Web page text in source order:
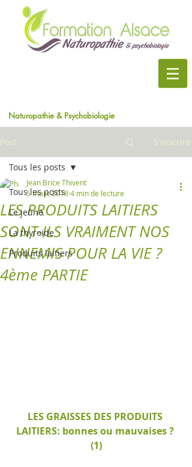
Naturopathie & Psychobiologie
Post S'inscrire
Tous les posts
Le jeûne
La thyroïde
Produits laitiers
Tous les posts
LES PRODUITS LAITIERS
SONT-ILS VRAIMENT NOS
ENNEMIS POUR LA VIE ?
4ème PARTIE
Jean Brice Thivent
5 mars 20184 min de lecture
LES GRAISSES DES PRODUITS
LAITIERS: bonnes ou mauvaises ?
(1)